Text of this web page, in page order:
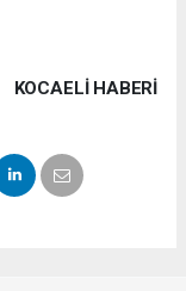
KOCAELI HABERİ